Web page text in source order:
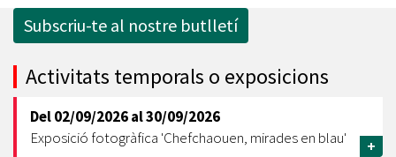
Subscriu-te al nostre butlletí
Activitats temporals o exposicions
Del02/09/2026al30/09/2026
Exposició fotogràfica 'Chefchaouen, mirades en blau'
+